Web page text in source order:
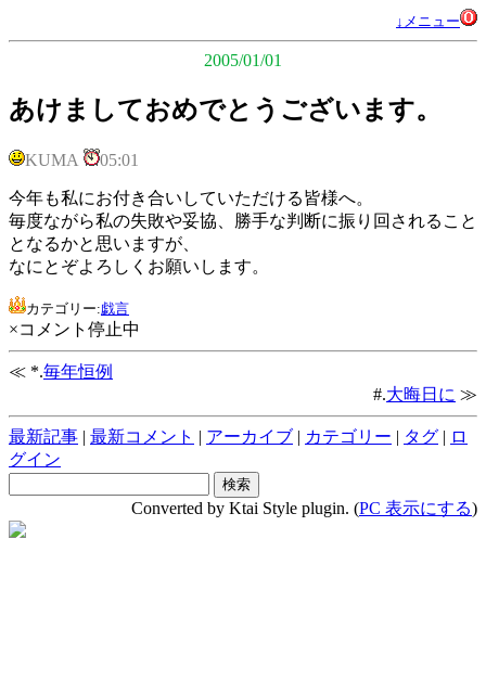
↓メニュー
2005/01/01
あけましておめでとうございます。
KUMA 05:01
今年も私にお付き合いしていただける皆様へ。
毎度ながら私の失敗や妥協、勝手な判断に振り回されること
となるかと思いますが、
なにとぞよろしくお願いします。
カテゴリー:戯言
×コメント停止中
≪ *.毎年恒例
#.大晦日に ≫
最新記事 | 最新コメント | アーカイブ | カテゴリー | タグ | ロ
グイン
Converted by Ktai Style plugin. (PC 表示にする)